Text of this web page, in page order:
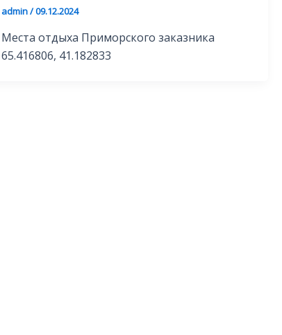
admin/09.12.2024
Места отдыха Приморского заказника
65.416806, 41.182833